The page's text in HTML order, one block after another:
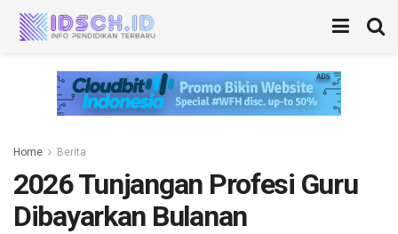
Home Berita
2026 Tunjangan Profesi Guru
Dibayarkan Bulanan